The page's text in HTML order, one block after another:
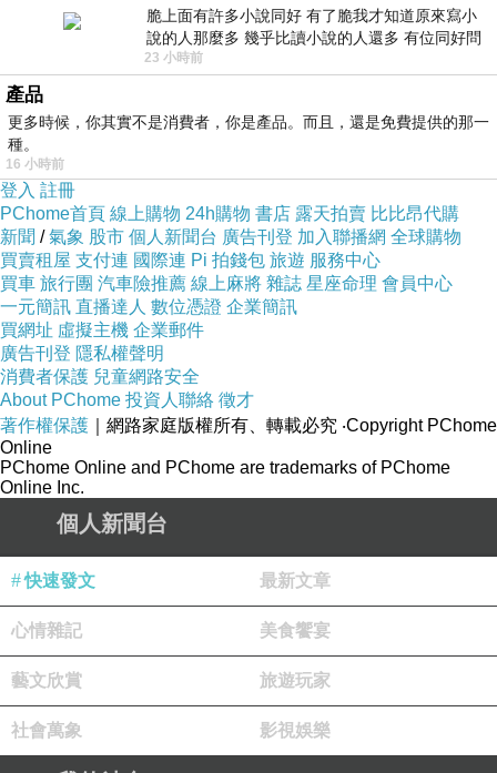
脆上面有許多小說同好 有了脆我才知道原來寫小
說的人那麼多 幾乎比讀小說的人還多 有位同好問
了一個問題 她說為什麼高中文學獎的
23 小時前
產品
更多時候，你其實不是消費者，你是產品。而且，還是免費提供的那一
種。
16 小時前
登入 註冊
PChome首頁 線上購物 24h購物 書店 露天拍賣 比比昂代購
新聞 /氣象 股市 個人新聞台 廣告刊登 加入聯播網 全球購物
買賣租屋 支付連 國際連 Pi 拍錢包 旅遊 服務中心
買車 旅行團 汽車險推薦 線上麻將 雜誌 星座命理 會員中心
一元簡訊 直播達人 數位憑證 企業簡訊
買網址 虛擬主機 企業郵件
廣告刊登 隱私權聲明
消費者保護 兒童網路安全
About PChome 投資人聯絡 徵才
著作權保護 ｜網路家庭版權所有、轉載必究 ‧Copyright PChome
Online
PChome Online and PChome are trademarks of PChome
Online Inc.
個人新聞台
快速發文 最新文章
心情雜記 美食饗宴
藝文欣賞 旅遊玩家
社會萬象 影視娛樂